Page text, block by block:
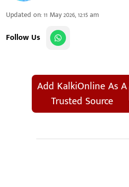
Updated on:11 May 2026, 12:15 am
Follow Us
Add KalkiOnline As A
Trusted Source